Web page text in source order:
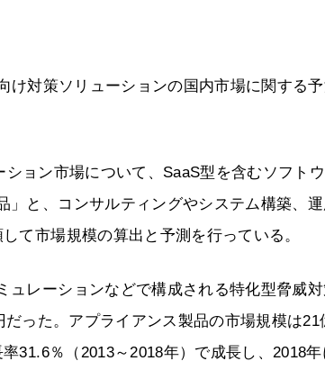
け対策ソリューションの国内市場に関する
ョン市場について、SaaS型を含むソフト
と、コンサルティングやシステム構築、
て市場規模の算出と予測を行っている。
ュレーションなどで構成される特化型脅威
った。アプライアンス製品の市場規模は21
31.6％（2013～2018年）で成長し、2018年